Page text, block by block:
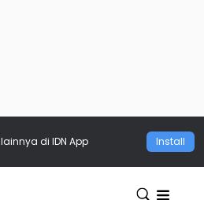
lainnya di IDN App Install